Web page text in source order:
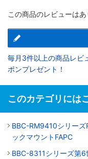
この商品のレビューは
毎月3件以上の商品レビ
ポンプレゼント！
このカテゴリには
BBC-RM9410シリー
ックマウントFAPC
BBC-8311シリーズ第